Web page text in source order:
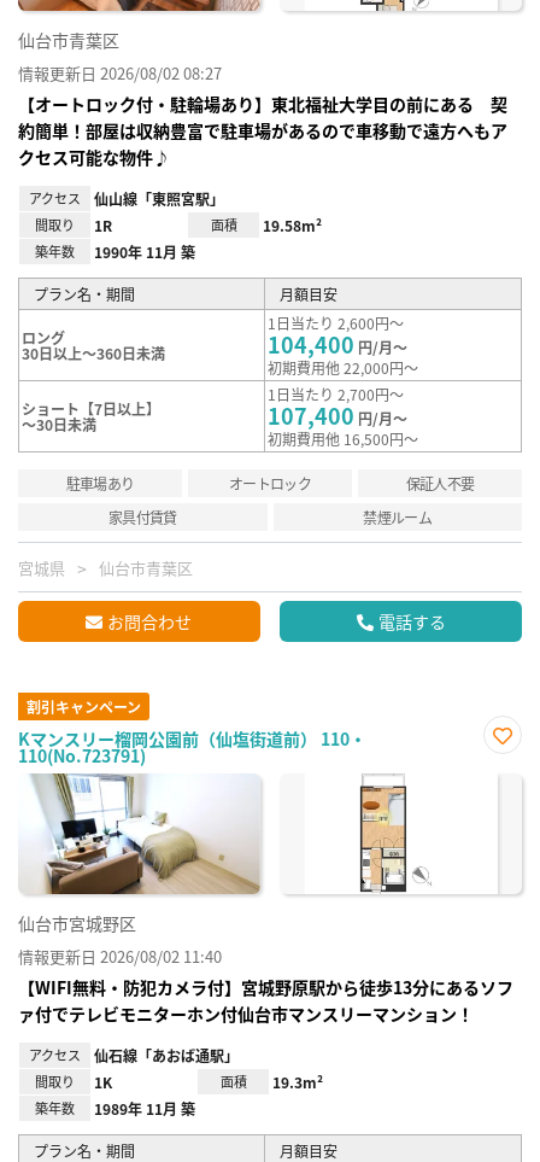
仙台市青葉区
情報更新日 2026/08/02 08:27
【オートロック付・駐輪場あり】東北福祉大学目の前にある 契
約簡単！部屋は収納豊富で駐車場があるので車移動で遠方へもア
クセス可能な物件♪
アクセス 仙山線「東照宮駅」
間取り 1R 面積 19.58m²
築年数 1990年 11月 築
プラン名・期間 月額目安
ロング
30日以上～360日未満
1日当たり 2,600円～
104,400 円/月～
初期費用他 22,000円～
ショート【7日以上】
～30日未満
1日当たり 2,700円～
107,400 円/月～
初期費用他 16,500円～
駐車場あり オートロック
保証人不要
家具付賃貸
禁煙ルーム
宮城県 仙台市青葉区
お問合わせ 電話する
割引キャンペーン
Kマンスリー榴岡公園前（仙塩街道前） 110・
110(No.723791)
に入
仙台市宮城野区
情報更新日 2026/08/02 11:40
【WIFI無料・防犯カメラ付】宮城野原駅から徒歩13分にあるソフ
ァ付でテレビモニターホン付仙台市マンスリーマンション！
アクセス 仙石線「あおば通駅」
間取り 1K 面積 19.3m²
築年数 1989年 11月 築
プラン名・期間 月額目安